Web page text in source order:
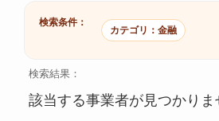
検索条件：
カテゴリ：金融
検索結果：
該当する事業者が見つかりま